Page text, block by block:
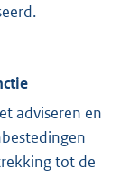
adviseren en
tot de